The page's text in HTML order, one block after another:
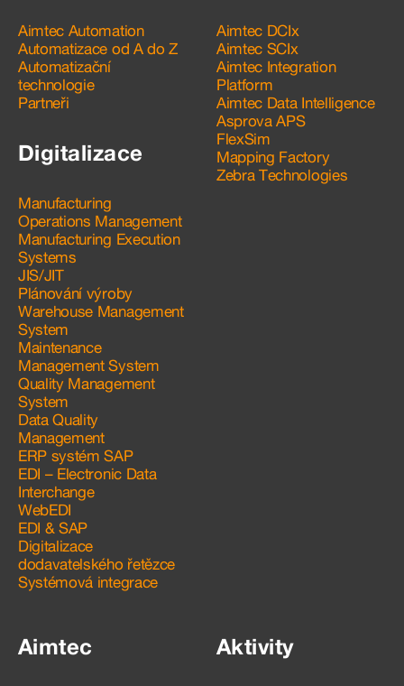
Aimtec Automation
Automatizace od A do Z
Automatizační
technologie
Partneři
Digitalizace
Manufacturing
Operations Management
Manufacturing Execution
Systems
JIS/JIT
Plánování výroby
Warehouse Management
System
Maintenance
Management System
Quality Management
System
Data Quality
Management
ERP systém SAP
EDI – Electronic Data
Interchange
WebEDI
EDI & SAP
Digitalizace
dodavatelského řetězce
Systémová integrace
Aimtec DCIx
Aimtec SCIx
Aimtec Integration
Platform
Aimtec Data Intelligence
Asprova APS
FlexSim
Mapping Factory
Zebra Technologies
Aimtec Aktivity